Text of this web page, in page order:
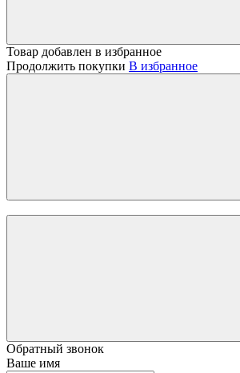
Товар добавлен в избранное
Продолжить покупки В избранное
Обратный звонок
Ваше имя